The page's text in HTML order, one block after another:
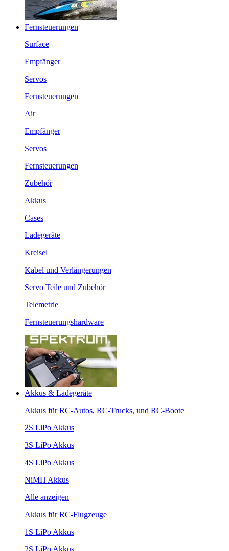
Fernsteuerungen
Surface
Empfänger
Servos
Fernsteuerungen
Air
Empfänger
Servos
Fernsteuerungen
Zubehör
Akkus
Cases
Ladegeräte
Kreisel
Kabel und Verlängerungen
Servo Teile und Zubehör
Telemetrie
Fernsteuerungshardware
Akkus & Ladegeräte
Akkus für RC-Autos, RC-Trucks, und RC-Boote
2S LiPo Akkus
3S LiPo Akkus
4S LiPo Akkus
NiMH Akkus
Alle anzeigen
Akkus für RC-Flugzeuge
1S LiPo Akkus
2S LiPo Akkus